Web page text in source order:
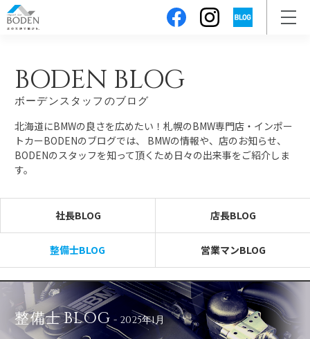
BODEN BLOG
ボーデンスタッフのブログ
北海道にBMWの良さを広めたい！札幌のBMW専門店・インポー
トカーBODENのブログでは、
BMWの情報や、店のお知らせ、
BODENのスタッフを知って頂くため日々の出来事をご紹介しま
す。
社長BLOG 店長BLOG
整備士BLOG 営業マンBLOG
整備士BLOG - 2025年1月